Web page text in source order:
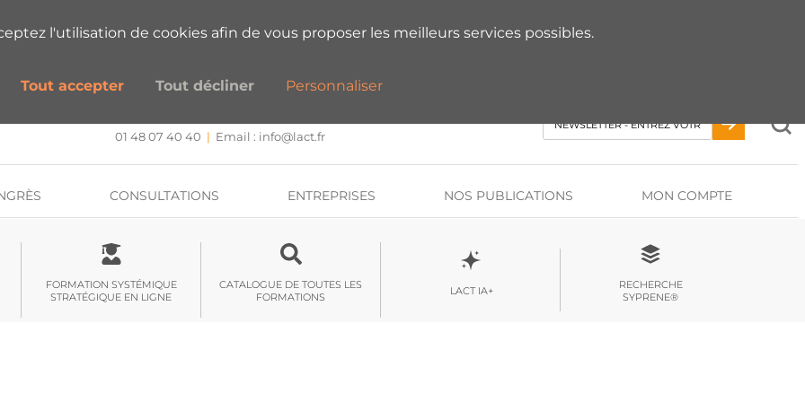
CENTRE DE FORMATION, INTERVENTION ET RECHERCHE
01 48 07 40 40 | Email : info@lact.fr
SUR NOS FORMATIONS ? PRENEZ RDV AVEC UN EXPERT
CONSULTATIONS ENTREPRISES NOS PUBLICATIONS MON COMPTE
FORMATION SYSTÉMIQUE
STRATÉGIQUE EN LIGNE
CATALOGUE DE TOUTES LES
FORMATIONS
LACT IA+
RECHERCHE
SYPRENE®
l'utilisation de cookies afin de vous proposer les meilleurs services possibles.
Tout accepter Tout décliner Personnaliser